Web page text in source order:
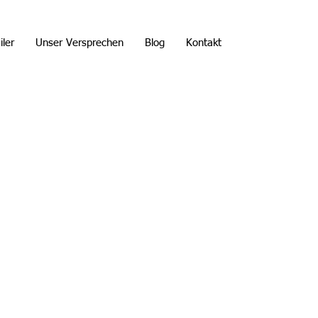
Unser Versprechen Blog Kontakt